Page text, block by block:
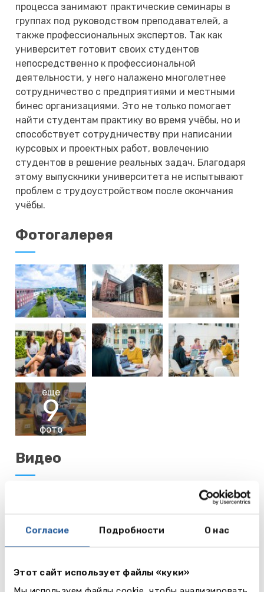
Согласие Подробности О нас
Этот сайт использует файлы «куки»
процесса занимают практические семинары в
группах под руководством преподавателей, а
также профессиональных экспертов. Так как
университет готовит своих студентов
непосредственно к профессиональной
деятельности, у него налажено многолетнее
сотрудничество с предприятиями и местными
бинес организациями. Это не только помогает
найти студентам практику во время учёбы, но и
способствует сотрудничеству при написании
курсовых и проектных работ, вовлечению
студентов в решение реальных задач. Благодаря
этому выпускники университета не испытывают
проблем с трудоустройством после окончания
учёбы.
Фотогалерея
еще
9
фото
Видео